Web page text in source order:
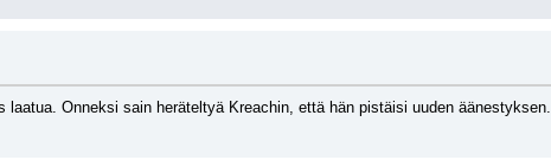
Onneksi sain heräteltyä Kreachin, että hän pistäisi uuden